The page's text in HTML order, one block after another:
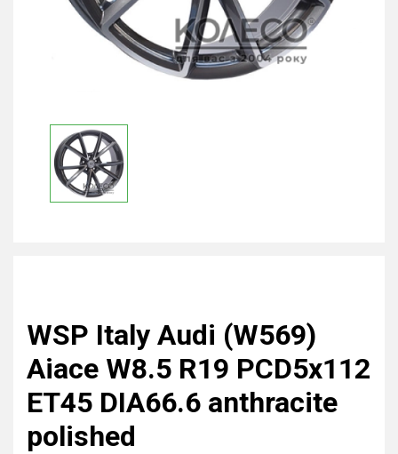
WSP Italy Audi (W569)
Aiace W8.5 R19 PCD5x112
ET45 DIA66.6 anthracite
polished